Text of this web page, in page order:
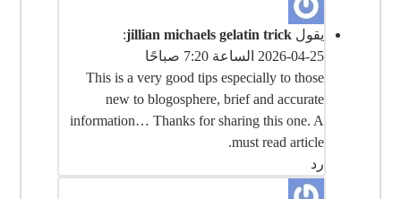
يقول jillian michaels gelatin trick
:
2026-04-25 الساعة 7:20 صباحًا
This is a very good tips especially to those
new to blogosphere, brief and accurate
information… Thanks for sharing this one. A
must read article.
رد